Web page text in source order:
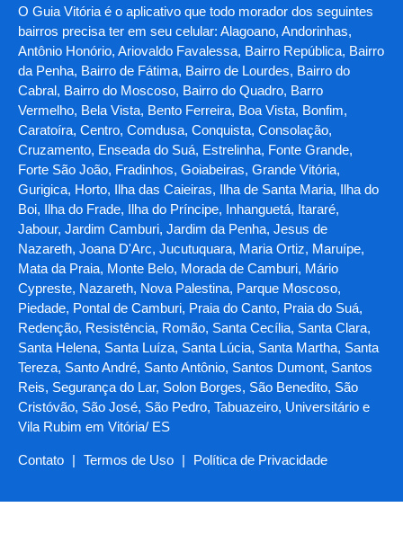
O Guia Vitória é o aplicativo que todo morador dos seguintes
bairros precisa ter em seu celular: Alagoano, Andorinhas,
Antônio Honório, Ariovaldo Favalessa, Bairro República, Bairro
da Penha, Bairro de Fátima, Bairro de Lourdes, Bairro do
Cabral, Bairro do Moscoso, Bairro do Quadro, Barro
Vermelho, Bela Vista, Bento Ferreira, Boa Vista, Bonfim,
Caratoíra, Centro, Comdusa, Conquista, Consolação,
Cruzamento, Enseada do Suá, Estrelinha, Fonte Grande,
Forte São João, Fradinhos, Goiabeiras, Grande Vitória,
Gurigica, Horto, Ilha das Caieiras, Ilha de Santa Maria, Ilha do
Boi, Ilha do Frade, Ilha do Príncipe, Inhanguetá, Itararé,
Jabour, Jardim Camburi, Jardim da Penha, Jesus de
Nazareth, Joana D'Arc, Jucutuquara, Maria Ortiz, Maruípe,
Mata da Praia, Monte Belo, Morada de Camburi, Mário
Cypreste, Nazareth, Nova Palestina, Parque Moscoso,
Piedade, Pontal de Camburi, Praia do Canto, Praia do Suá,
Redenção, Resistência, Romão, Santa Cecília, Santa Clara,
Santa Helena, Santa Luíza, Santa Lúcia, Santa Martha, Santa
Tereza, Santo André, Santo Antônio, Santos Dumont, Santos
Reis, Segurança do Lar, Solon Borges, São Benedito, São
Cristóvão, São José, São Pedro, Tabuazeiro, Universitário e
Vila Rubim em Vitória/ ES
Contato | Termos de Uso | Política de Privacidade